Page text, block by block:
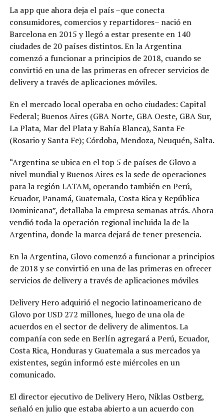
La app que ahora deja el país –que conecta
consumidores, comercios y repartidores– nació en
Barcelona en 2015 y llegó a estar presente en 140
ciudades de 20 países distintos. En la Argentina
comenzó a funcionar a principios de 2018, cuando se
convirtió en una de las primeras en ofrecer servicios de
delivery a través de aplicaciones móviles.
En el mercado local operaba en ocho ciudades: Capital
Federal; Buenos Aires (GBA Norte, GBA Oeste, GBA Sur,
La Plata, Mar del Plata y Bahía Blanca), Santa Fe
(Rosario y Santa Fe); Córdoba, Mendoza, Neuquén, Salta.
“Argentina se ubica en el top 5 de países de Glovo a
nivel mundial y Buenos Aires es la sede de operaciones
para la región LATAM, operando también en Perú,
Ecuador, Panamá, Guatemala, Costa Rica y República
Dominicana”, detallaba la empresa semanas atrás. Ahora
vendió toda la operación regional incluida la de la
Argentina, donde la marca dejará de tener presencia.
En la Argentina, Glovo comenzó a funcionar a principios
de 2018 y se convirtió en una de las primeras en ofrecer
servicios de delivery a través de aplicaciones móviles
Delivery Hero adquirió el negocio latinoamericano de
Glovo por USD 272 millones, luego de una ola de
acuerdos en el sector de delivery de alimentos. La
compañía con sede en Berlín agregará a Perú, Ecuador,
Costa Rica, Honduras y Guatemala a sus mercados ya
existentes, según informó este miércoles en un
comunicado.
El director ejecutivo de Delivery Hero, Niklas Ostberg,
señaló en julio que estaba abierto a un acuerdo con